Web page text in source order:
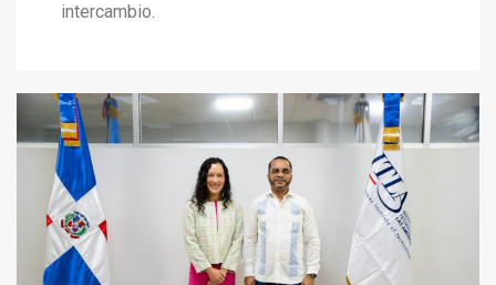
intercambio.